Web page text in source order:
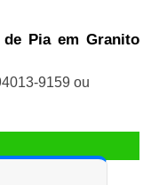
Pia em Granito
9159 ou